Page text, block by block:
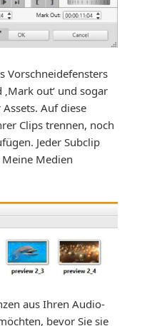
Vorschneidefensters
‚Mark out‘ und sogar
Auf diese
Clips trennen, noch
Jeder Subclip
Medien
aus Ihren Audio-
bevor Sie sie